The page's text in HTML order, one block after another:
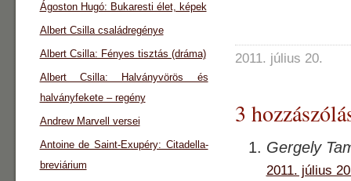
2011. július 20.
3
Gergely
2011. július
Ágoston Hugó: Bukaresti élet, képek
Albert Csilla családregénye
Albert Csilla: Fényes tisztás (dráma)
Albert Csilla: Halványvörös és
halványfekete – regény
Andrew Marvell versei
Antoine de Saint-Exupéry: Citadella-
breviárium